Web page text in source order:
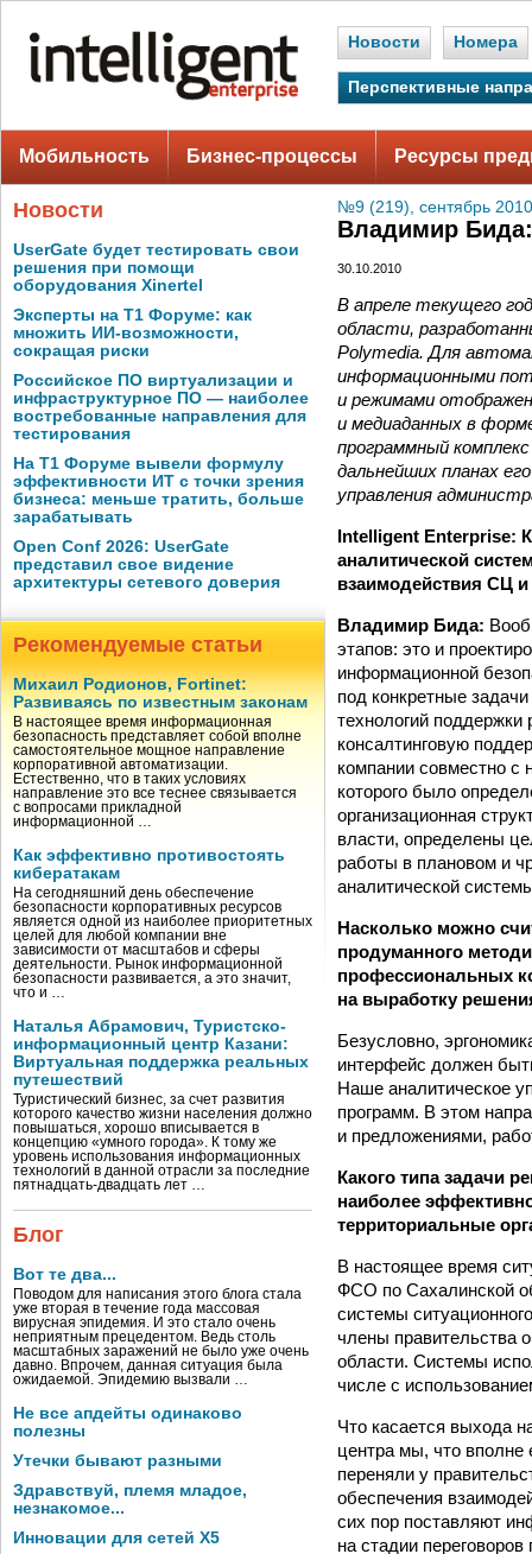
Новости Номера
Перспективные
Мобильность Бизнес-процессы Ресурсы
Новости
UserGate будет тестировать свои
решения при помощи
оборудования Xinertel
Эксперты на Т1 Форуме: как
множить ИИ-возможности,
сокращая риски
Российское ПО виртуализации и
инфраструктурное ПО — наиболее
востребованные направления для
тестирования
На Т1 Форуме вывели формулу
эффективности ИТ с точки зрения
бизнеса: меньше тратить, больше
зарабатывать
Open Conf 2026: UserGate
представил свое видение
архитектуры сетевого доверия
Рекомендуемые статьи
Михаил Родионов, Fortinet:
Развиваясь по известным законам
В настоящее время информационная
безопасность представляет собой вполне
самостоятельное мощное направление
корпоративной автоматизации.
Естественно, что в таких условиях
направление это все теснее связывается
с вопросами прикладной
информационной …
Как эффективно противостоять
кибератакам
На сегодняшний день обеспечение
безопасности корпоративных ресурсов
является одной из наиболее приоритетных
целей для любой компании вне
зависимости от масштабов и сферы
деятельности. Рынок информационной
безопасности развивается, а это значит,
что и …
Наталья Абрамович, Туристско-
информационный центр Казани:
Виртуальная поддержка реальных
путешествий
Туристический бизнес, за счет развития
которого качество жизни населения должно
повышаться, хорошо вписывается в
концепцию «умного города». К тому же
уровень использования информационных
технологий в данной отрасли за последние
пятнадцать-двадцать лет …
Блог
Вот те два...
Поводом для написания этого блога стала
уже вторая в течение года массовая
вирусная эпидемия. И это стало очень
неприятным прецедентом. Ведь столь
масштабных заражений не было уже очень
давно. Впрочем, данная ситуация была
ожидаемой. Эпидемию вызвали …
Не все апдейты одинаково
полезны
Утечки бывают разными
Здравствуй, племя младое,
незнакомое...
Инновации для сетей X5
№9 (219), сентябрь
Владимир
30.10.2010
В апреле текущего
области,
Polymedia. Для
информационными
и режимами
и медиаданных в
программный
дальнейших планах
управления
Intelligent Enterprise:
аналитической
взаимодействия СЦ
Владимир Бида:
этапов: это и
информационной
под конкретные
технологий
консалтинговую
компании совместно с
которого было
организационная
власти, определены
работы в плановом и
аналитиче­ской
Насколько можно
продуманного
профессиональных
на выработку
Безусловно,
интерфейс должен
Наше аналитическое
программ. В этом
и предложениями,
Какого типа задачи
наиболее
территориальные
В настоящее время
ФСО по Сахалинской
системы
члены правительства
области. Системы
числе с
Что касается выхода
центра мы, что вполне
переняли у
обеспечения
сих пор поставляют
на стадии